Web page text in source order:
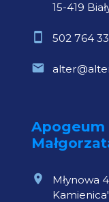
15-419
502 764
Apogeum
Młynowa
Kamienica'